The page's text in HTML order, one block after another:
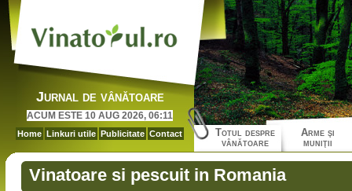
Jurnal de vânătoare
ACUM ESTE 10 AUG 2026, 06:11
Home Linkuri utile Publicitate Contact
Totul despre
vânătoare
Arme şi
muniţii
Vinatoare si pescuit in Romania